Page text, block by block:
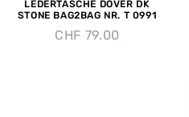
LEDERTASCHE DOVER DK
STONE BAG2BAG NR. T 0991
CHF 79.00